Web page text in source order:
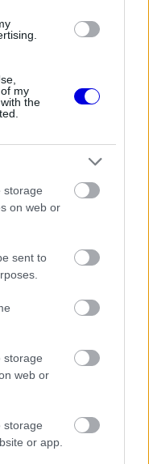
my
the
storage
on web or
sent to
storage
web or
storage
or app.
a japán
ahol
Kórházban Dr.
el a törés
fejlesztési ugrás,